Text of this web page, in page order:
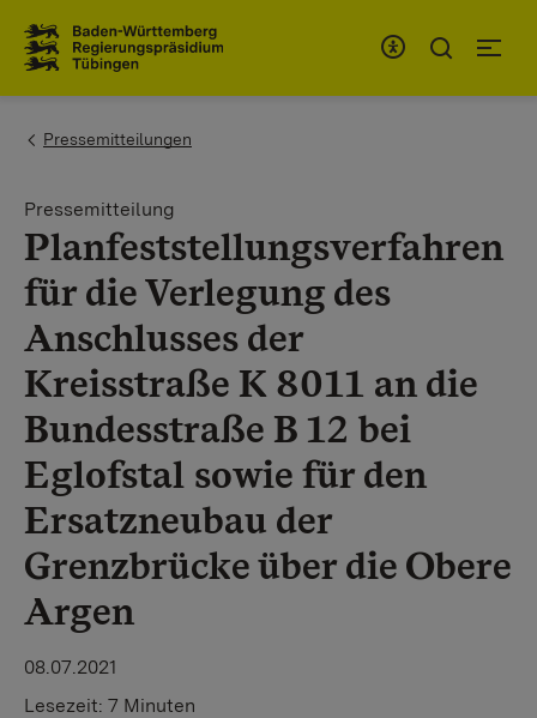
You are here:
Pressemitteilungen
Pressemitteilung
Planfeststellungsverfahren
für die Verlegung des
Anschlusses der
Kreisstraße K 8011 an die
Bundesstraße B 12 bei
Eglofstal sowie für den
Ersatzneubau der
Grenzbrücke über die Obere
Argen
08.07.2021
Lesezeit: 7 Minuten